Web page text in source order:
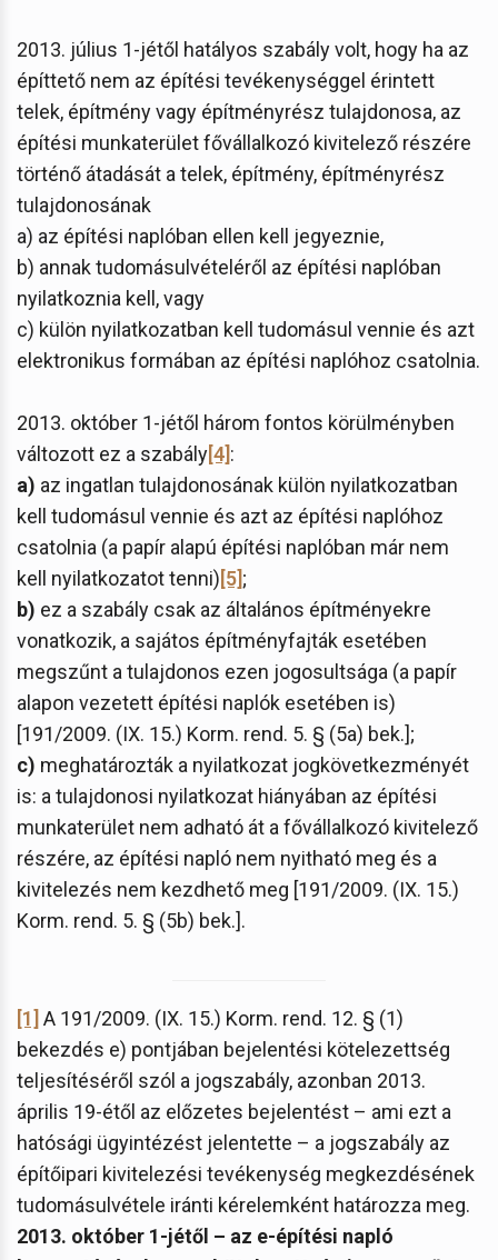
2013. július 1-jétől hatályos szabály volt, hogy ha az
építtető nem az építési tevékenységgel érintett
telek, építmény vagy építményrész tulajdonosa, az
építési munkaterület fővállalkozó kivitelező részére
történő átadását a telek, építmény, építményrész
tulajdonosának
a) az építési naplóban ellen kell jegyeznie,
b) annak tudomásulvételéről az építési naplóban
nyilatkoznia kell, vagy
c) külön nyilatkozatban kell tudomásul vennie és azt
elektronikus formában az építési naplóhoz csatolnia.
2013. október 1-jétől három fontos körülményben
változott ez a szabály[4]:
a) az ingatlan tulajdonosának külön nyilatkozatban
kell tudomásul vennie és azt az építési naplóhoz
csatolnia (a papír alapú építési naplóban már nem
kell nyilatkozatot tenni)[5];
b) ez a szabály csak az általános építményekre
vonatkozik, a sajátos építményfajták esetében
megszűnt a tulajdonos ezen jogosultsága (a papír
alapon vezetett építési naplók esetében is)
[191/2009. (IX. 15.) Korm. rend. 5. § (5a) bek.];
c) meghatározták a nyilatkozat jogkövetkezményét
is: a tulajdonosi nyilatkozat hiányában az építési
munkaterület nem adható át a fővállalkozó kivitelező
részére, az építési napló nem nyitható meg és a
kivitelezés nem kezdhető meg [191/2009. (IX. 15.)
Korm. rend. 5. § (5b) bek.].
[1] A 191/2009. (IX. 15.) Korm. rend. 12. § (1)
bekezdés e) pontjában bejelentési kötelezettség
teljesítéséről szól a jogszabály, azonban 2013.
április 19-étől az előzetes bejelentést – ami ezt a
hatósági ügyintézést jelentette – a jogszabály az
építőipari kivitelezési tevékenység megkezdésének
tudomásulvétele iránti kérelemként határozza meg.
2013. október 1-jétől – az e-építési napló